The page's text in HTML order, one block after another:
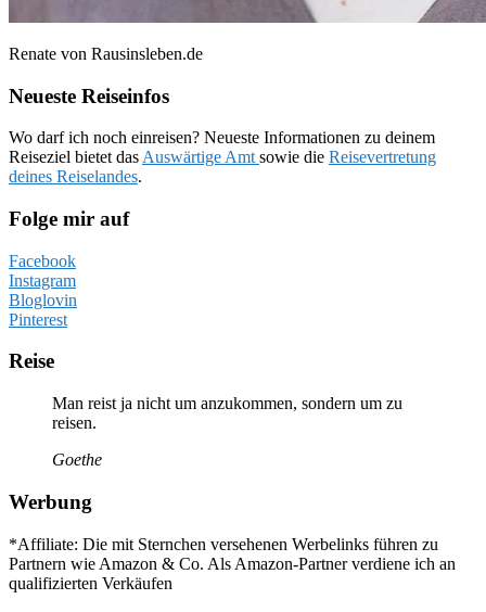
Renate von Rausinsleben.de
Neueste Reiseinfos
Wo darf ich noch einreisen? Neueste Informationen zu deinem
Reiseziel bietet das Auswärtige Amt sowie die Reisevertretung
deines Reiselandes.
Folge mir auf
Facebook
Instagram
Bloglovin
Pinterest
Reise
Man reist ja nicht um anzukommen, sondern um zu
reisen.
Goethe
Werbung
*Affiliate: Die mit Sternchen versehenen Werbelinks führen zu
Partnern wie Amazon & Co. Als Amazon-Partner verdiene ich an
qualifizierten Verkäufen